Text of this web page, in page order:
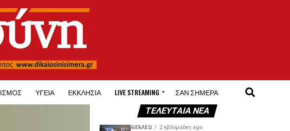
ΥΓΕΊΑ ΕΚΚΛΗΣΊΑ LIVE STREAMING ΣΑΝ ΣΉΜΕΡΑ
ΤΕΛΕΥΤΑΊΑ ΝΈΑ
ΑΙΓΑΛΕΩ 2 εβδομάδες ago